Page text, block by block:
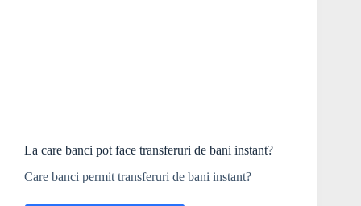
La care banci pot face transferuri de bani instant?
Care banci permit transferuri de bani instant?